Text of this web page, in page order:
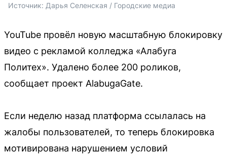
Источник: Дарья Селенская / Городские медиа
YouTube провёл новую масштабную блокировку
видео с рекламой колледжа «Алабуга
Политех». Удалено более 200 роликов,
сообщает проект AlabugaGate.
Если неделю назад платформа ссылалась на
жалобы пользователей, то теперь блокировка
мотивирована нарушением условий